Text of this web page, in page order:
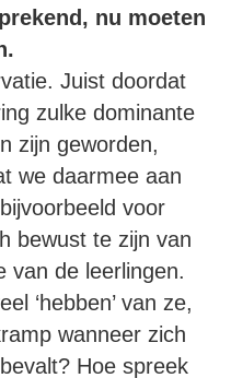
nu moeten
Juist doordat
zulke dominante
zijn geworden,
we daarmee aan
voor
bewust te zijn van
van de leerlingen.
‘hebben’ van ze,
wanneer zich
Hoe spreek